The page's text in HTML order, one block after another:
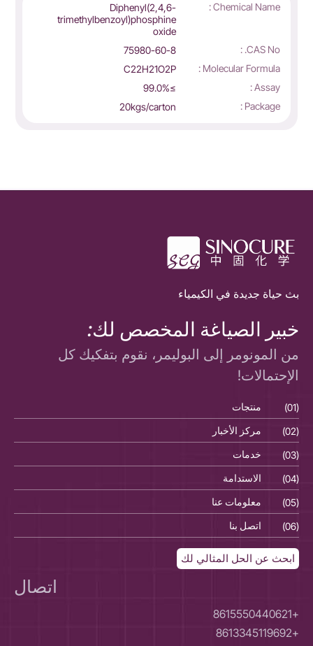
Chemical Name :
Diphenyl(2,4,6-
trimethylbenzoyl)phosphine
oxide
CAS No. :
75980-60-8
Molecular Formula :
C22H21O2P
Assay :
≥99.0%
Package :
20kgs/carton
بث حياة جديدة في الكيمياء
خبير الصياغة المخصص لك:
من المونومر إلى البوليمر، نقوم بتفكيك كل
الإحتمالات!
(01) منتجات
(02)
مركز الأخبار
(03)
خدمات
(04)
الاستدامة
(05)
معلومات عنا
(06)
اتصل بنا
ابحث عن الحل المثالي لك
اتصال
+8615550440621
+8613345119692